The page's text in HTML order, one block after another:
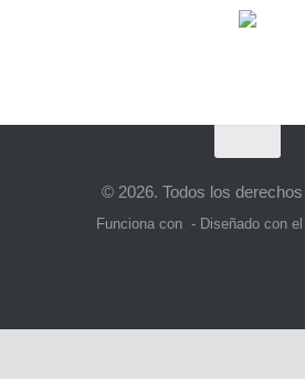
© 2026. Todos los
Funciona con - Diseñado con el